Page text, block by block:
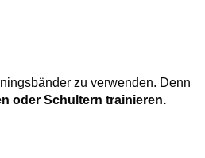
zu verwenden. Denn
oder Schultern trainieren.